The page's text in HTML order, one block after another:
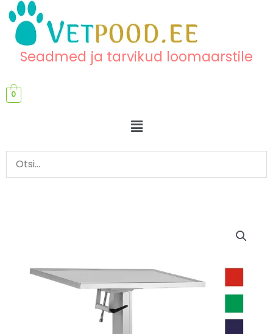
content
content
Seadmed ja tarvikud loomaarstile
0
Menu
kogus